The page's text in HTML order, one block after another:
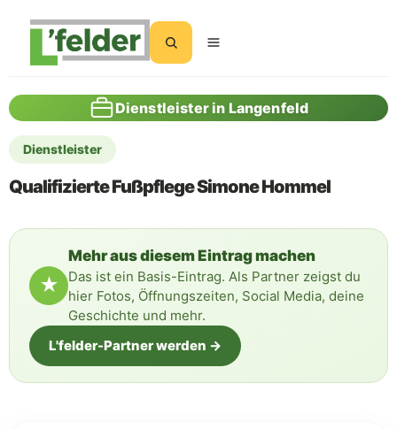
Suchen
Dienstleister in Langenfeld
Dienstleister
Qualifizierte Fußpflege Simone Hommel
★
Mehr aus diesem Eintrag machen
Das ist ein Basis-Eintrag. Als Partner zeigst du
hier Fotos, Öffnungszeiten, Social Media, deine
Geschichte und mehr.
L'felder-Partner werden →